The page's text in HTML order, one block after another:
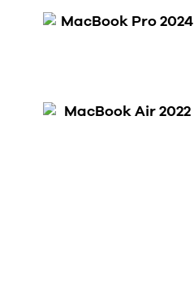
MacBook Pro 2024
MacBook Air 2022